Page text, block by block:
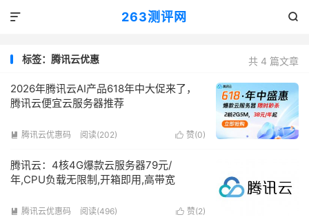
263测评网 

共 4 篇文章
标签：腾讯云优惠
2026年腾讯云AI产品618年中大促来了，
腾讯云便宜云服务器推荐
 赞(0)
 腾讯云优惠码 阅读(202)
腾讯云：4核4G爆款云服务器79元/
年,CPU负载无限制,开箱即用,高带宽
 赞(2)
 腾讯云优惠码 阅读(496)